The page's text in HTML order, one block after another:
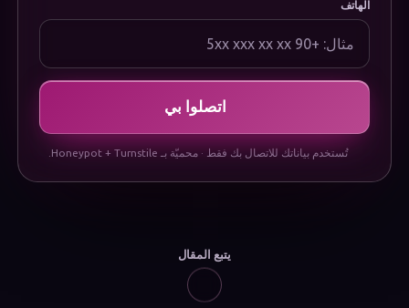
شروط الاستخدام
إشعار حماية البيانات (KVKK)
الهاتف
اتصلوا بي
تُستخدم بياناتك للاتصال بك فقط · محميّة بـ Honeypot + Turnstile.
يتبع المقال